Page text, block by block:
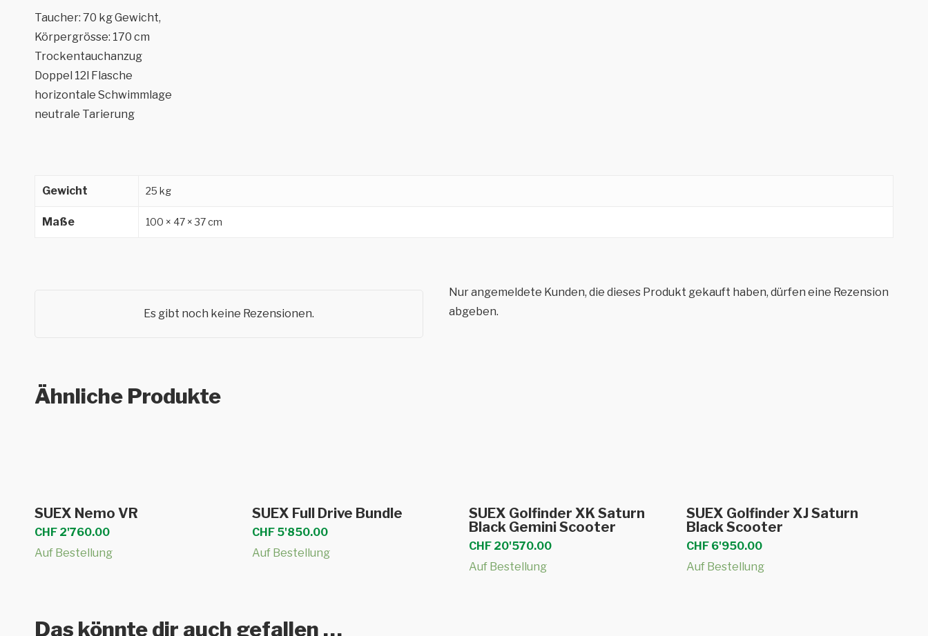
Taucher: 70 kg Gewicht,
Körpergrösse: 170 cm
Trockentauchanzug
Doppel 12l Flasche
horizontale Schwimmlage
neutrale Tarierung
Gewicht 25 kg
Maße 100 × 47 × 37 cm
Es gibt noch keine Rezensionen.
Nur angemeldete Kunden, die dieses Produkt gekauft haben, dürfen eine Rezension
abgeben.
Ähnliche Produkte
In den Warenkorb
SUEX Nemo VR
CHF 2'760.00
Auf Bestellung
In den Warenkorb
SUEX Full Drive Bundle
CHF5'850.00
Auf Bestellung
In den Warenkorb
SUEX Golfinder XK Saturn
Black Gemini Scooter
CHF 20'570.00
Auf Bestellung
In den Warenkorb
SUEX Golfinder XJ Saturn
Black Scooter
CHF 6'950.00
Auf Bestellung
Das könnte dir auch gefallen …